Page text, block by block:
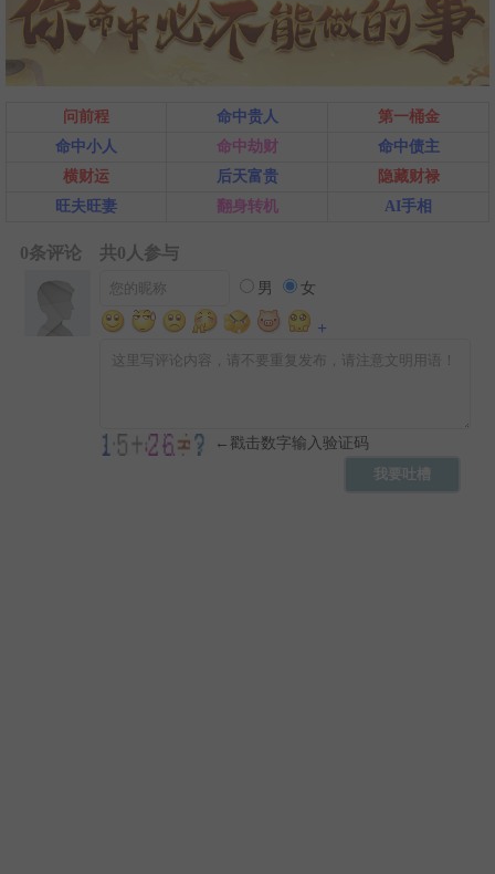
问前程 命中贵人
第一桶金
命中小人
命中劫财
命中债主
横财运
后天富贵
隐藏财禄
旺夫旺妻
翻身转机 AI手相